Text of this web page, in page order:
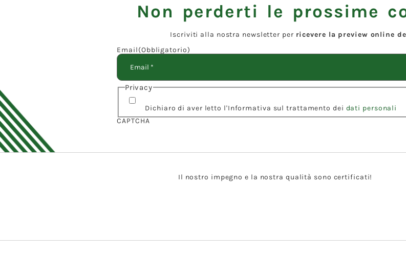
Non perderti le prossime
Iscriviti alla nostra newsletter per ricevere la preview online
Email(Obbligatorio)
Privacy
Dichiaro di aver letto l'Informativa sul trattamento dei dati personali
CAPTCHA
Il nostro impegno e la nostra qualità sono certificati!